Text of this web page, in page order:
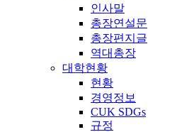
인사말
총장연설문
총장편지글
역대총장
대학현황
현황
경영정보
CUK SDGs
규정